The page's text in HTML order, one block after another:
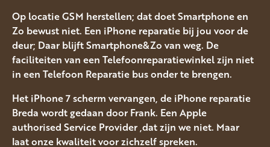
Op locatie GSM herstellen; dat doet Smartphone en
Zo bewust niet. Een iPhone reparatie bij jou voor de
deur; Daar blijft Smartphone&Zo van weg. De
faciliteiten van een Telefoonreparatiewinkel zijn niet
in een Telefoon Reparatie bus onder te brengen.
Het iPhone 7 scherm vervangen, de iPhone reparatie
Breda wordt gedaan door Frank. Een Apple
authorised Service Provider ,dat zijn we niet. Maar
laat onze kwaliteit voor zichzelf spreken.